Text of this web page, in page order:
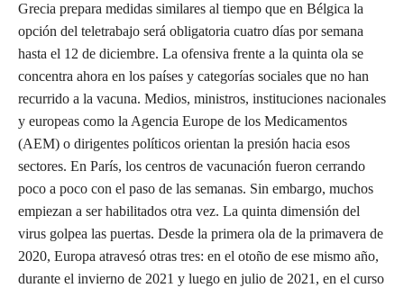
Grecia prepara medidas similares al tiempo que en Bélgica la
opción del teletrabajo será obligatoria cuatro días por semana
hasta el 12 de diciembre. La ofensiva frente a la quinta ola se
concentra ahora en los países y categorías sociales que no han
recurrido a la vacuna. Medios, ministros, instituciones nacionales
y europeas como la Agencia Europe de los Medicamentos
(AEM) o dirigentes políticos orientan la presión hacia esos
sectores. En París, los centros de vacunación fueron cerrando
poco a poco con el paso de las semanas. Sin embargo, muchos
empiezan a ser habilitados otra vez. La quinta dimensión del
virus golpea las puertas. Desde la primera ola de la primavera de
2020, Europa atravesó otras tres: en el otoño de ese mismo año,
durante el invierno de 2021 y luego en julio de 2021, en el curso